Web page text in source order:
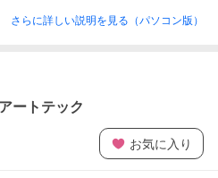
さらに詳しい説明を見る（パソコン版）
ートテック
お気に入り